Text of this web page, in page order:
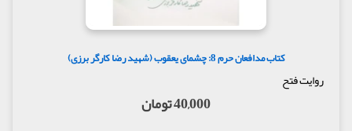
کتاب مدافعان حرم 8: چشمای یعقوب (شهید رضا کارگر برزی)
روایت فتح
40,000 تومان